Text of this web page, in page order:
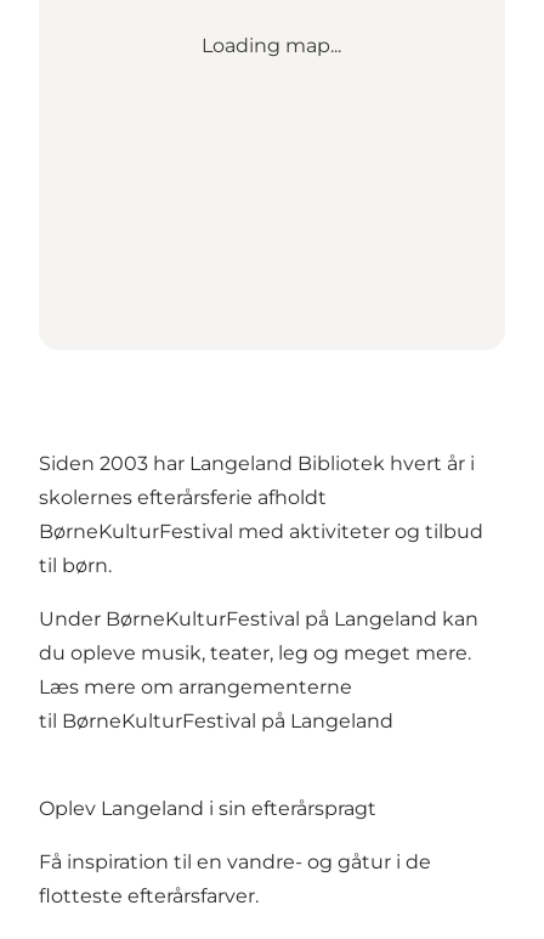
Loading map...
Siden 2003 har Langeland Bibliotek hvert år i
skolernes efterårsferie afholdt
BørneKulturFestival med aktiviteter og tilbud
til børn.
Under BørneKulturFestival på Langeland kan
du opleve musik, teater, leg og meget mere.
Læs mere om arrangementerne
til BørneKulturFestival på Langeland
Oplev Langeland i sin efterårspragt
Få inspiration til en vandre- og gåtur i de
flotteste efterårsfarver.